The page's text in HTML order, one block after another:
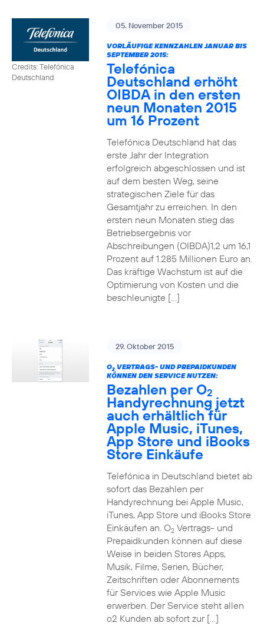
Credits: Telefónica
Deutschland
05. November 2015
VORLÄUFIGE KENNZAHLEN JANUAR BIS
SEPTEMBER 2015:
Telefónica
Deutschland erhöht
OIBDA in den ersten
neun Monaten 2015
um 16 Prozent
Telefónica Deutschland hat das
erste Jahr der Integration
erfolgreich abgeschlossen und ist
auf dem besten Weg, seine
strategischen Ziele für das
Gesamtjahr zu erreichen. In den
ersten neun Monaten stieg das
Betriebsergebnis vor
Abschreibungen (OIBDA)1,2 um 16,1
Prozent auf 1.285 Millionen Euro an.
Das kräftige Wachstum ist auf die
Optimierung von Kosten und die
beschleunigte […]
29. Oktober 2015
O2VERTRAGS- UND PREPAIDKUNDEN
KÖNNEN DEN SERVICE NUTZEN:
Bezahlen per O2
Handyrechnung jetzt
auch erhältlich für
Apple Music, iTunes,
App Store und iBooks
Store Einkäufe
Telefónica in Deutschland bietet ab
sofort das Bezahlen per
Handyrechnung bei Apple Music,
iTunes, App Store und iBooks Store
Einkäufen an. O2Vertrags- und
Prepaidkunden können auf diese
Weise in beiden Stores Apps,
Musik, Filme, Serien, Bücher,
Zeitschriften oder Abonnements
für Services wie Apple Music
erwerben. Der Service steht allen
o2 Kunden ab sofort zur […]